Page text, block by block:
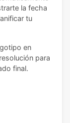
la fecha
tu
en
para
final.